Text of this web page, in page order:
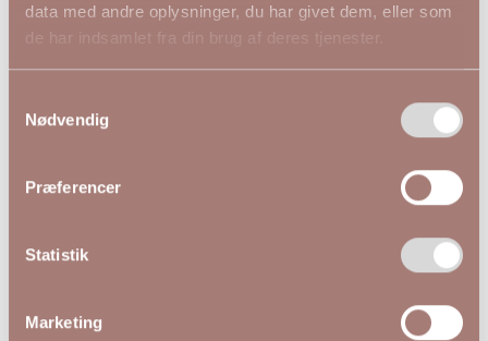
data med andre oplysninger, du har givet dem, eller som
de har indsamlet fra din brug af deres tjenester.
Nødvendig
Præferencer
Statistik
Marketing